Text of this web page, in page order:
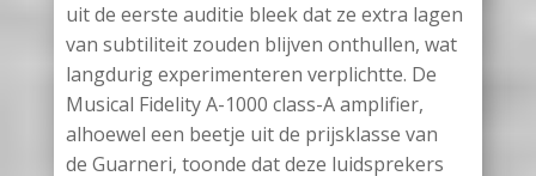
uit de eerste auditie bleek dat ze extra lagen
van subtiliteit zouden blijven onthullen, wat
langdurig experimenteren verplichtte. De
Musical Fidelity A-1000 class-A amplifier,
alhoewel een beetje uit de prijsklasse van
de Guarneri, toonde dat deze luidsprekers